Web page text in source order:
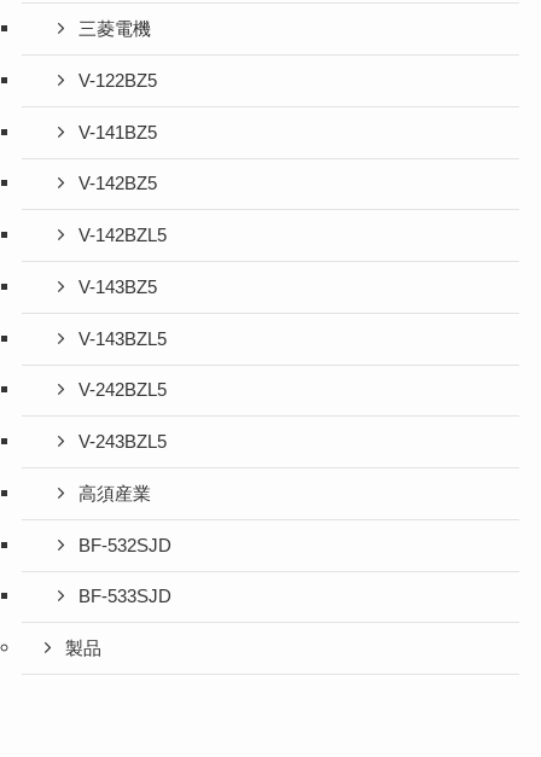
三菱電機
V-122BZ5
V-141BZ5
V-142BZ5
V-142BZL5
V-143BZ5
V-143BZL5
V-242BZL5
V-243BZL5
高須産業
BF-532SJD
BF-533SJD
製品